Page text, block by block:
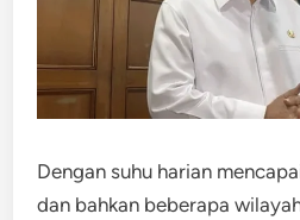
Dengan suhu harian
dan bahkan beberapa